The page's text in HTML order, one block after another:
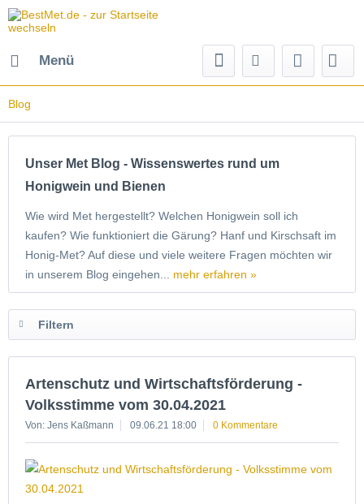
Menü
Blog
Unser Met Blog - Wissenswertes rund um
Honigwein und Bienen
Wie wird Met hergestellt? Welchen Honigwein soll ich
kaufen? Wie funktioniert die Gärung? Hanf und Kirschsaft im
Honig-Met? Auf diese und viele weitere Fragen möchten wir
in unserem Blog eingehen... mehr erfahren »
Filtern
Artenschutz und Wirtschaftsförderung -
Volksstimme vom 30.04.2021
Von: Jens Kaßmann 09.06.21 18:00 0 Kommentare